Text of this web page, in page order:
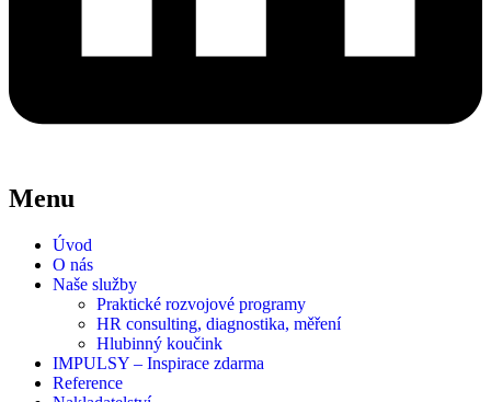
Menu
Úvod
O nás
Naše služby
Praktické rozvojové programy
HR consulting, diagnostika, měření
Hlubinný koučink
IMPULSY – Inspirace zdarma
Reference